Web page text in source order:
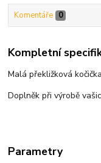
Komentáře 0
Kompletní
Malá překližková
Doplněk při výrobě
Parametry